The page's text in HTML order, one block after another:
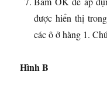
được hiển thị
các ô ở hàng 1.
Hình B